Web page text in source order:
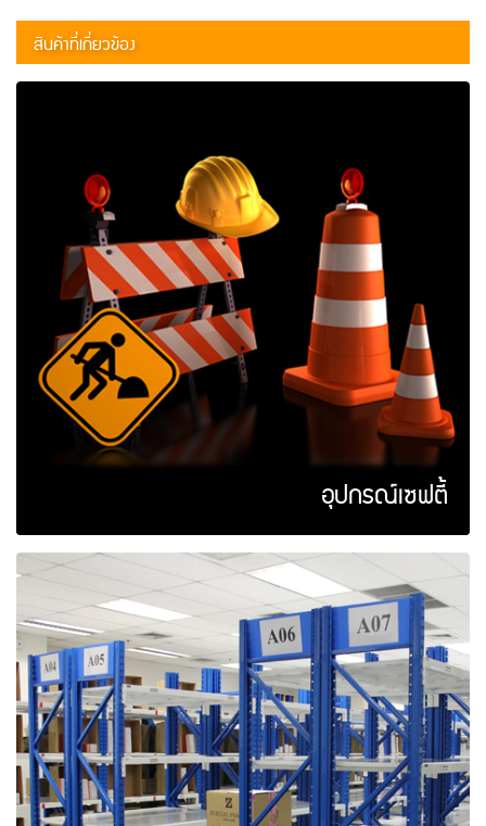
สินค้าที่เกี่ยวข้อง
อุปกรณ์เซฟตี้